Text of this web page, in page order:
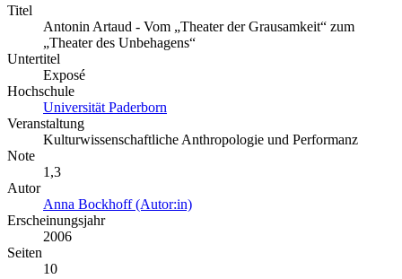
Titel
Antonin Artaud - Vom „Theater der Grausamkeit“ zum
„Theater des Unbehagens“
Untertitel
Exposé
Hochschule
Universität Paderborn
Veranstaltung
Kulturwissenschaftliche Anthropologie und Performanz
Note
1,3
Autor
Anna Bockhoff (Autor:in)
Erscheinungsjahr
2006
Seiten
10